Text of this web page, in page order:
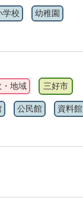
学校 幼稚園
・地域 三好市
公民館 資料館